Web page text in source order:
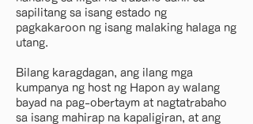
sapilitang sa isang estado ng
pagkakaroon ng isang malaking halaga ng
utang.
Bilang karagdagan, ang ilang mga
kumpanya ng host ng Hapon ay walang
bayad na pag-obertaym at nagtatrabaho
sa isang mahirap na kapaligiran, at ang